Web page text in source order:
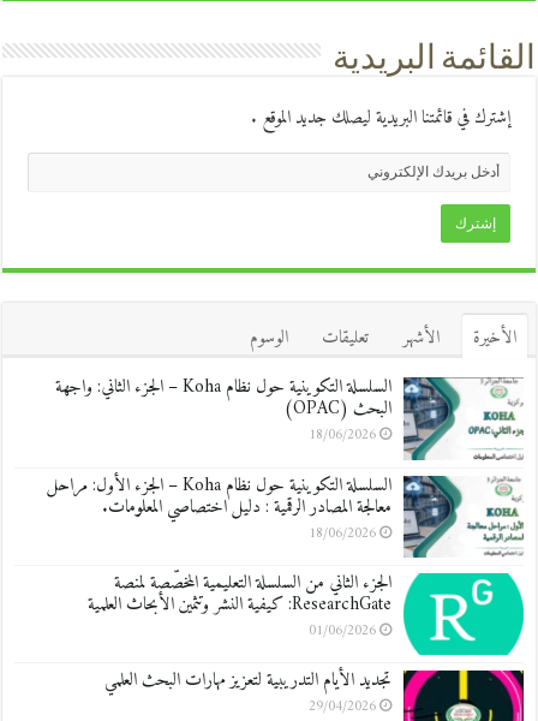
القائمة البريدية
إشترك في قائمتنا البريدية ليصلك جديد الموقع .
الأخيرة الأشهر تعليقات
الوسوم
السلسلة التكوينية حول نظام Koha – الجزء الثاني: واجهة
البحث (OPAC)
18/06/2026
السلسلة التكوينية حول نظام Koha – الجزء الأول: مراحل
معالجة المصادر الرقمية : دليل اختصاصي المعلومات.
18/06/2026
الجزء الثاني من السلسلة التعليمية المخصّصة لمنصة
ResearchGate: كيفية النشر وتثمين الأبحاث العلمية
01/06/2026
تجديد الأيام التدريبية لتعزيز مهارات البحث العلمي
29/04/2026